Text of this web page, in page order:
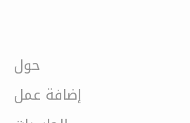
حول
إضافة عمل